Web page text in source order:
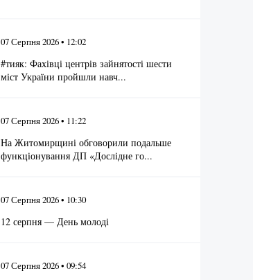
07 Серпня 2026 • 12:02
#тияк: Фахівці центрів зайнятості шести
міст України пройшли навч...
07 Серпня 2026 • 11:22
На Житомирщині обговорили подальше
функціонування ДП «Дослідне го...
07 Серпня 2026 • 10:30
12 серпня — День молоді
07 Серпня 2026 • 09:54